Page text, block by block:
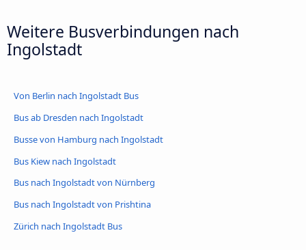
Weitere Busverbindungen nach
Ingolstadt
Von Berlin nach Ingolstadt Bus
Bus ab Dresden nach Ingolstadt
Busse von Hamburg nach Ingolstadt
Bus Kiew nach Ingolstadt
Bus nach Ingolstadt von Nürnberg
Bus nach Ingolstadt von Prishtina
Zürich nach Ingolstadt Bus